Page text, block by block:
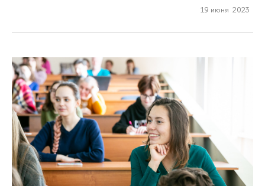
19 июня 2023